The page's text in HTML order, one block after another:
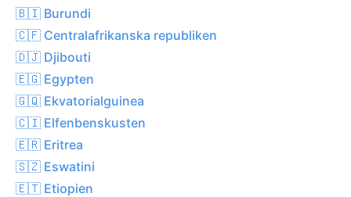
🇧🇮 Burundi
🇨🇫 Centralafrikanska republiken
🇩🇯 Djibouti
🇪🇬 Egypten
🇬🇶 Ekvatorialguinea
🇨🇮 Elfenbenskusten
🇪🇷 Eritrea
🇸🇿 Eswatini
🇪🇹 Etiopien